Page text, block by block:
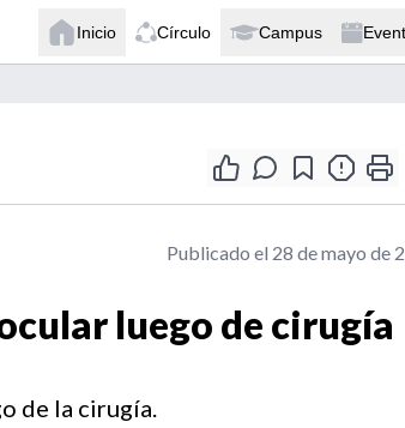
Inicio Círculo Campus
Publicado el 28 de mayo de
luego de cirugía
de la cirugía.